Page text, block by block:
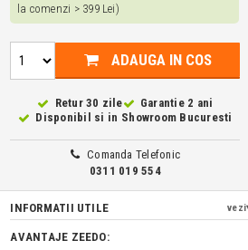
la comenzi > 399 Lei)
ADAUGA IN COS
Retur 30 zile
Garantie 2 ani
Disponibil si in Showroom Bucuresti
Comanda Telefonic
0311 019 554
INFORMATII UTILE vezi
AVANTAJE ZEEDO: